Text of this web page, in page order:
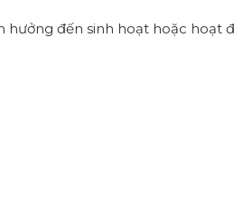
hưởng đến sinh hoạt hoặc hoạt